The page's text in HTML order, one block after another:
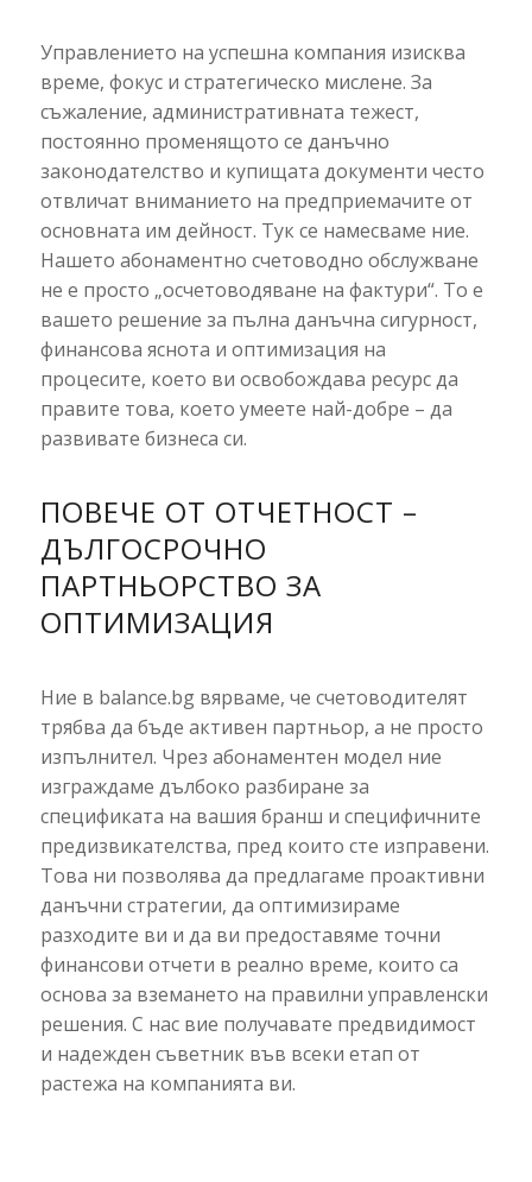
Управлението на успешна компания изисква
време, фокус и стратегическо мислене. За
съжаление, административната тежест,
постоянно променящото се данъчно
законодателство и купищата документи често
отвличат вниманието на предприемачите от
основната им дейност. Тук се намесваме ние.
Нашето абонаментно счетоводно обслужване
не е просто „осчетоводяване на фактури“. То е
вашето решение за пълна данъчна сигурност,
финансова яснота и оптимизация на
процесите, което ви освобождава ресурс да
правите това, което умеете най-добре – да
развивате бизнеса си.
ПОВЕЧЕ ОТ ОТЧЕТНОСТ –
ДЪЛГОСРОЧНО
ПАРТНЬОРСТВО ЗА
ОПТИМИЗАЦИЯ
Ние в balance.bg вярваме, че счетоводителят
трябва да бъде активен партньор, а не просто
изпълнител. Чрез абонаментен модел ние
изграждаме дълбоко разбиране за
спецификата на вашия бранш и специфичните
предизвикателства, пред които сте изправени.
Това ни позволява да предлагаме проактивни
данъчни стратегии, да оптимизираме
разходите ви и да ви предоставяме точни
финансови отчети в реално време, които са
основа за вземането на правилни управленски
решения. С нас вие получавате предвидимост
и надежден съветник във всеки етап от
растежа на компанията ви.